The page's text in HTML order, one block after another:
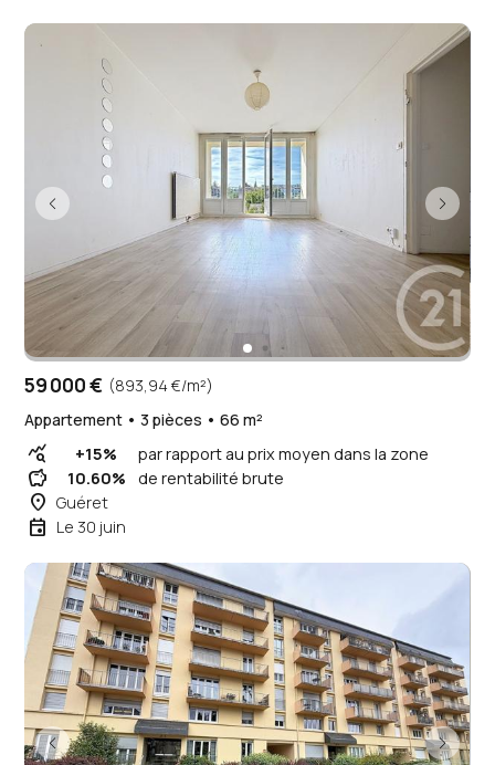
59 000 € (893,94 €/m²)
Appartement • 3 pièces • 66 m²
query_stats +15% par rapport au prix moyen dans la zone
savings 10.60% de rentabilité brute
place Guéret
event Le 30 juin